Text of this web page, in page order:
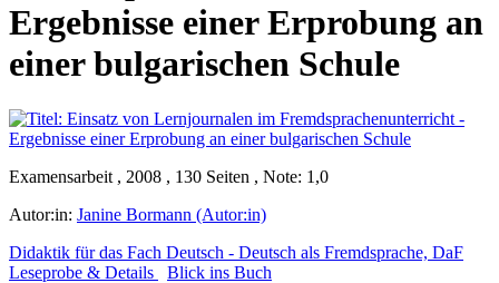
Ergebnisse einer Erprobung an
einer bulgarischen Schule
Examensarbeit , 2008 , 130 Seiten , Note: 1,0
Autor:in: Janine Bormann (Autor:in)
Didaktik für das Fach Deutsch - Deutsch als Fremdsprache, DaF
Leseprobe & Details
Blick ins Buch